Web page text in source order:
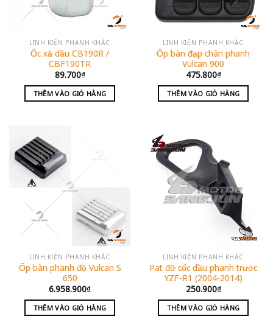
LINH KIỆN PHANH KHÁC
Ốc xả dầu CB190R /
CBF190TR
89.700₫
THÊM VÀO GIỎ HÀNG
LINH KIỆN PHANH KHÁC
Ốp bàn đạp chân phanh
Vulcan 900
475.800₫
THÊM VÀO GIỎ HÀNG
LINH KIỆN PHANH KHÁC
Ốp bàn phanh độ Vulcan S
650
6.958.900₫
THÊM VÀO GIỎ HÀNG
LINH KIỆN PHANH KHÁC
Pat đỡ cốc dầu phanh trước
YZF-R1 (2004-2014)
250.900₫
THÊM VÀO GIỎ HÀNG